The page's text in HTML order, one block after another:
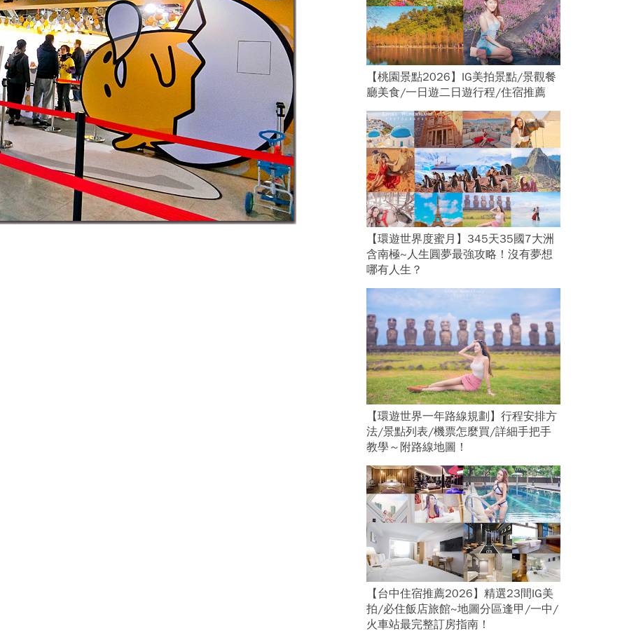
【桃園景點2026】IG美拍景點/景觀餐
廳美食/一日遊二日遊行程/住宿推薦
【環遊世界度蜜月】345天35國7大洲
含南極~人生圓夢最強攻略！沒有夢想
哪有人生？
【環遊世界一年路線規劃】行程安排方
法/景點列表/機票怎麼買/詳細手把手
教學～附路線地圖！
【台中住宿推薦2026】精選23間IG美
拍/必住飯店旅館~地圖分區逢甲/一中/
火車站最完整訂房指南！